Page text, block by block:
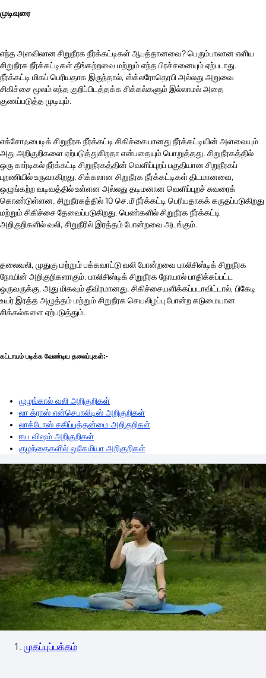
முடிவுரை
எந்த அளவிலான சிறுநீரக நீர்க்கட்டிகள் ஆபத்தானவை? பெரும்பாலான எளிய
சிறுநீரக நீர்க்கட்டிகள் தீங்கற்றவை மற்றும் எந்த பிரச்சனையும் ஏற்படாது.
நீர்க்கட்டி மிகப் பெரியதாக இருந்தால், ஸ்க்லரோதெரபி அல்லது அறுவை
சிகிச்சை மூலம் எந்த குறிப்பிடத்தக்க சிக்கல்களும் இல்லாமல் அதை
குணப்படுத்த முடியும்.
எக்சோஃபைடிக் சிறுநீரக நீர்க்கட்டி சிகிச்சையானது நீர்க்கட்டியின் அளவையும்
அது அறிகுறிகளை ஏற்படுத்துகிறதா என்பதையும் பொறுத்தது. சிறுநீரகத்தில்
ஒரு கார்டிகல் நீர்க்கட்டி சிறுநீரகத்தின் வெளிப்புறப் பகுதியான சிறுநீரகப்
புறணியில் உருவாகிறது. சிக்கலான சிறுநீரக நீர்க்கட்டிகள் திடமானவை,
ஒழுங்கற்ற வடிவத்தில் உள்ளன அல்லது தடிமனான வெளிப்புறச் சுவரைக்
கொண்டுள்ளன. சிறுநீரகத்தில் 10 செ.மீ நீர்க்கட்டி பெரியதாகக் கருதப்படுகிறது
மற்றும் சிகிச்சை தேவைப்படுகிறது. பெண்களில் சிறுநீரக நீர்க்கட்டி
அறிகுறிகளில் வலி, சிறுநீரில் இரத்தம் போன்றவை அடங்கும்.
தலைவலி, முதுகு மற்றும் பக்கவாட்டு வலி போன்றவை பாலிசிஸ்டிக் சிறுநீரக
நோயின் அறிகுறிகளாகும். பாலிசிஸ்டிக் சிறுநீரக நோயால் பாதிக்கப்பட்ட
ஒருவருக்கு, அது மிகவும் தீவிரமானது. சிகிச்சையளிக்கப்படாவிட்டால், பிகேடி
உயர் இரத்த அழுத்தம் மற்றும் சிறுநீரக செயலிழப்பு போன்ற கடுமையான
சிக்கல்களை ஏற்படுத்தும்.
கட்டாயம் படிக்க வேண்டிய தலைப்புகள்:-
முழங்கால் வலி அறிகுறிகள்
லா க்ராஸ் என்செபாலிடிஸ் அறிகுறிகள்
லாக்டோஸ் சகிப்புத்தன்மை அறிகுறிகள்
ஈய விஷம் அறிகுறிகள்
குழந்தைகளில் லுகேமியா அறிகுறிகள்
முகப்புப்பக்கம்